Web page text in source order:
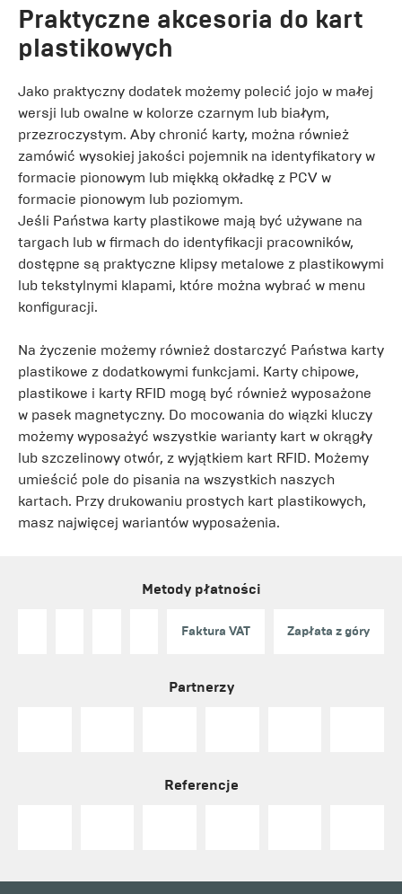
Praktyczne akcesoria do kart
plastikowych
Jako praktyczny dodatek możemy polecić jojo w małej
wersji lub owalne w kolorze czarnym lub białym,
przezroczystym. Aby chronić karty, można również
zamówić wysokiej jakości pojemnik na identyfikatory w
formacie pionowym lub miękką okładkę z PCV w
formacie pionowym lub poziomym.
Jeśli Państwa karty plastikowe mają być używane na
targach lub w firmach do identyfikacji pracowników,
dostępne są praktyczne klipsy metalowe z plastikowymi
lub tekstylnymi klapami, które można wybrać w menu
konfiguracji.
Na życzenie możemy również dostarczyć Państwa karty
plastikowe z dodatkowymi funkcjami. Karty chipowe,
plastikowe i karty RFID mogą być również wyposażone
w pasek magnetyczny. Do mocowania do wiązki kluczy
możemy wyposażyć wszystkie warianty kart w okrągły
lub szczelinowy otwór, z wyjątkiem kart RFID. Możemy
umieścić pole do pisania na wszystkich naszych
kartach. Przy drukowaniu prostych kart plastikowych,
masz najwięcej wariantów wyposażenia.
Metody płatności
Faktura VAT Zapłata z góry
Partnerzy
Referencje